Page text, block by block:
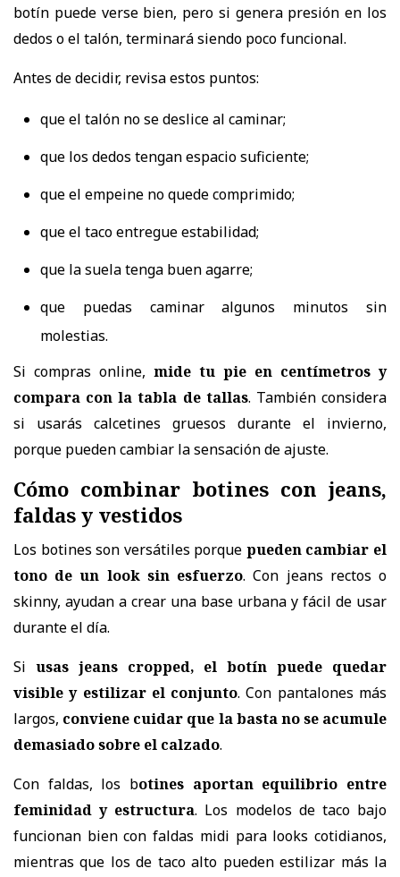
botín puede verse bien, pero si genera presión en los
dedos o el talón, terminará siendo poco funcional.
Antes de decidir, revisa estos puntos:
que el talón no se deslice al caminar;
que los dedos tengan espacio suficiente;
que el empeine no quede comprimido;
que el taco entregue estabilidad;
que la suela tenga buen agarre;
que puedas caminar algunos minutos sin
molestias.
Si compras online, mide tu pie en centímetros y
compara con la tabla de tallas. También considera
si usarás calcetines gruesos durante el invierno,
porque pueden cambiar la sensación de ajuste.
Cómo combinar botines con jeans,
faldas y vestidos
Los botines son versátiles porque pueden cambiar el
tono de un look sin esfuerzo. Con jeans rectos o
skinny, ayudan a crear una base urbana y fácil de usar
durante el día.
Si usas jeans cropped, el botín puede quedar
visible y estilizar el conjunto. Con pantalones más
largos, conviene cuidar que la basta no se acumule
demasiado sobre el calzado.
Con faldas, los botines aportan equilibrio entre
feminidad y estructura. Los modelos de taco bajo
funcionan bien con faldas midi para looks cotidianos,
mientras que los de taco alto pueden estilizar más la